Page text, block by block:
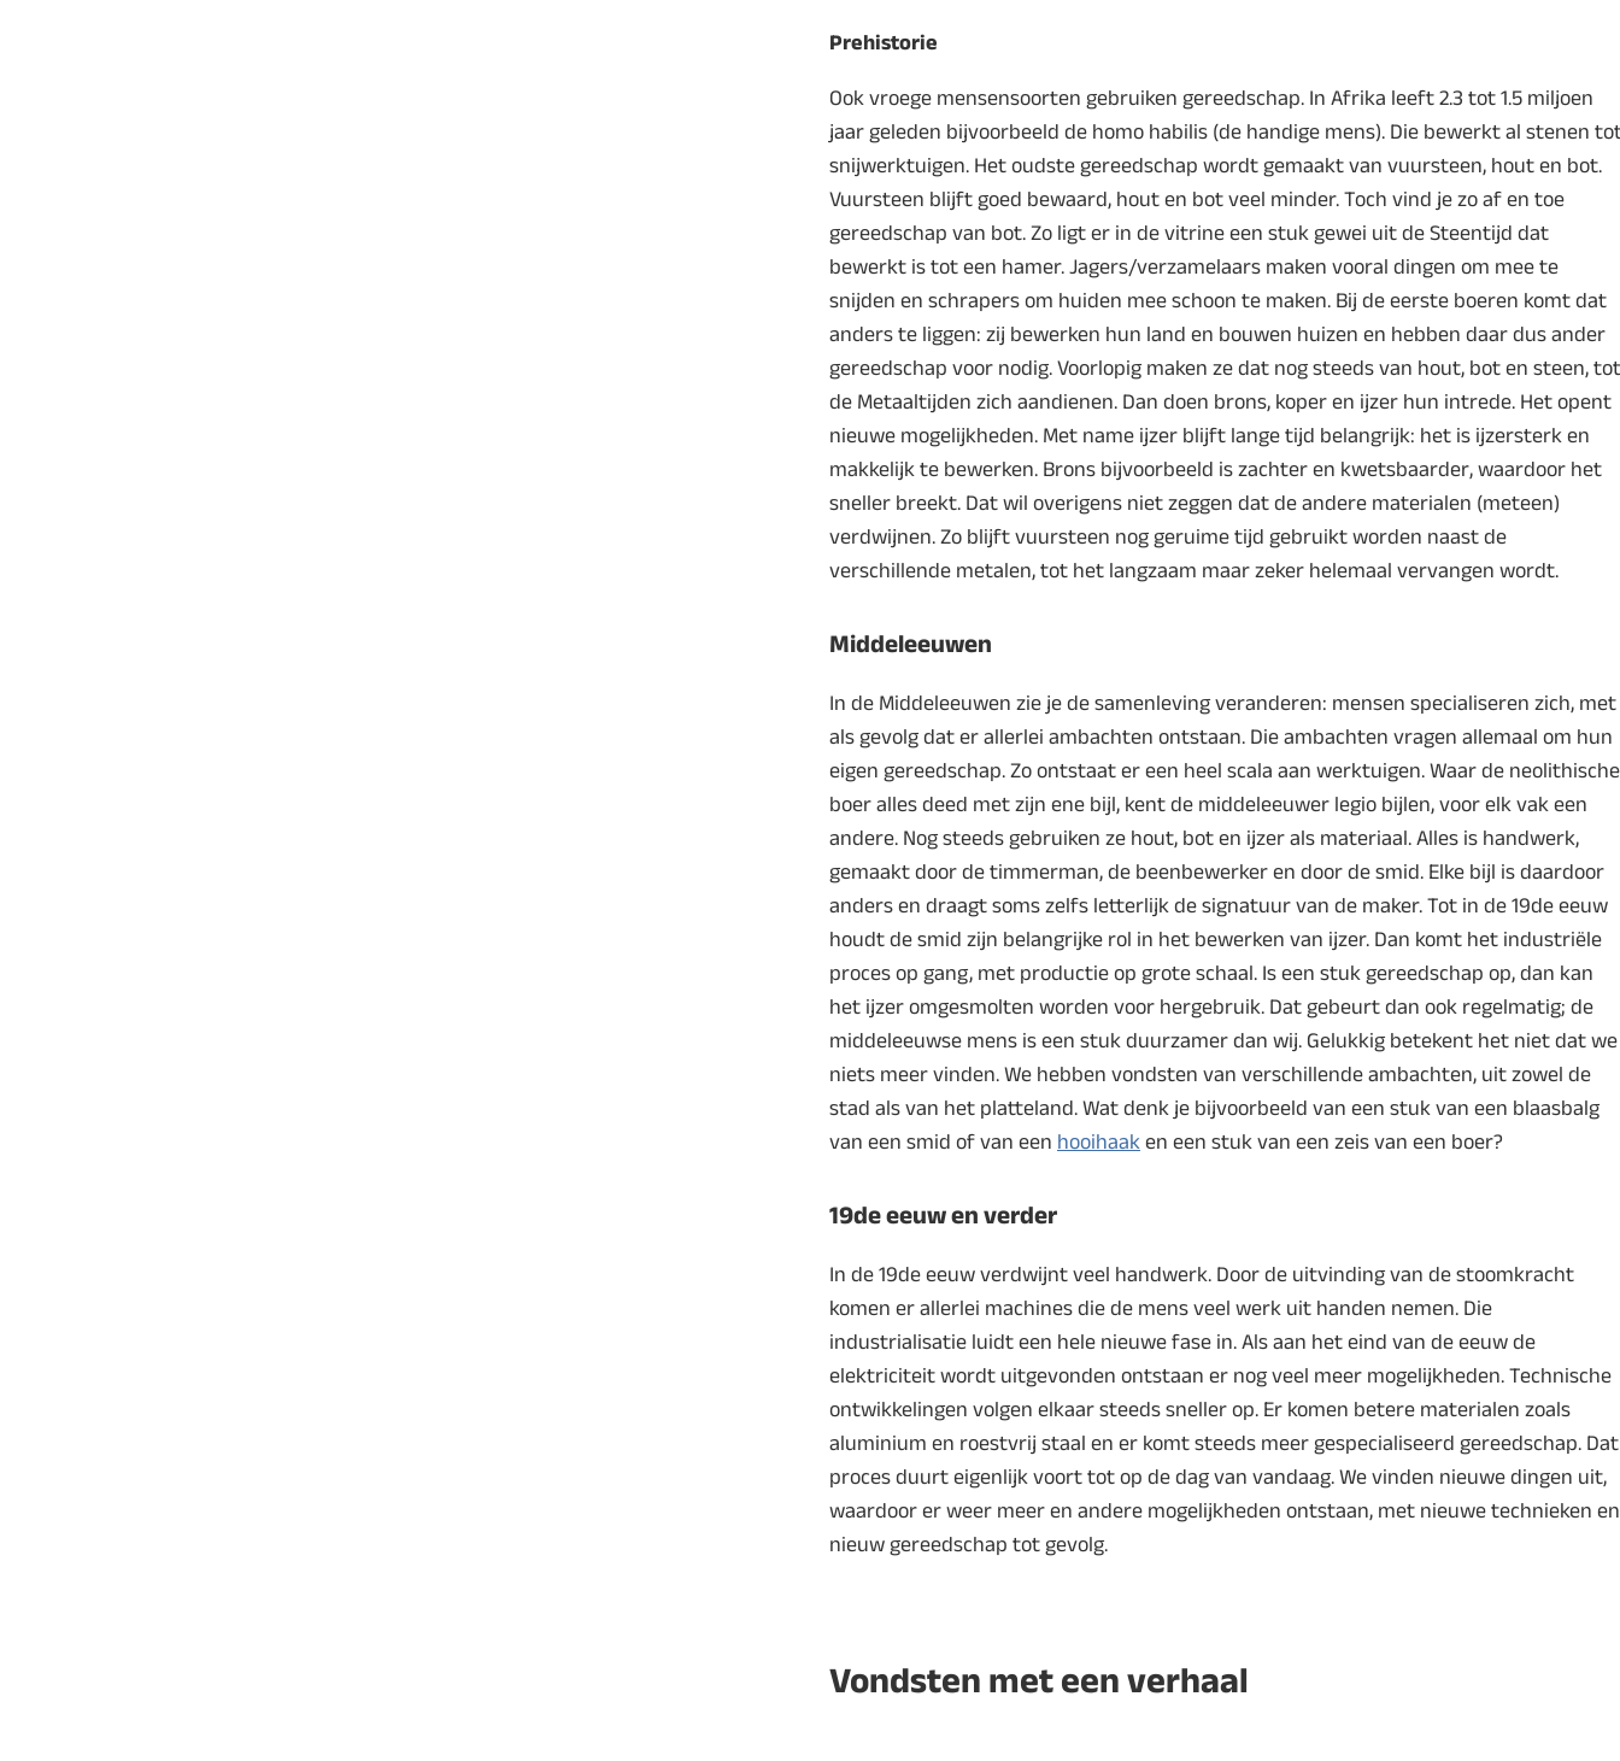
Prehistorie
Ook vroege mensensoorten gebruiken gereedschap. In Afrika leeft 2.3 tot 1.5 miljoen
jaar geleden bijvoorbeeld de homo habilis (de handige mens). Die bewerkt al stenen
snijwerktuigen. Het oudste gereedschap wordt gemaakt van vuursteen, hout en bot.
Vuursteen blijft goed bewaard, hout en bot veel minder. Toch vind je zo af en toe
gereedschap van bot. Zo ligt er in de vitrine een stuk gewei uit de Steentijd dat
bewerkt is tot een hamer. Jagers/verzamelaars maken vooral dingen om mee te
snijden en schrapers om huiden mee schoon te maken. Bij de eerste boeren komt dat
anders te liggen: zij bewerken hun land en bouwen huizen en hebben daar dus ander
gereedschap voor nodig. Voorlopig maken ze dat nog steeds van hout, bot en steen, tot
de Metaaltijden zich aandienen. Dan doen brons, koper en ijzer hun intrede. Het opent
nieuwe mogelijkheden. Met name ijzer blijft lange tijd belangrijk: het is ijzersterk en
makkelijk te bewerken. Brons bijvoorbeeld is zachter en kwetsbaarder, waardoor het
sneller breekt. Dat wil overigens niet zeggen dat de andere materialen (meteen)
verdwijnen. Zo blijft vuursteen nog geruime tijd gebruikt worden naast de
verschillende metalen, tot het langzaam maar zeker helemaal vervangen wordt.
Middeleeuwen
In de Middeleeuwen zie je de samenleving veranderen: mensen specialiseren zich, met
als gevolg dat er allerlei ambachten ontstaan. Die ambachten vragen allemaal om hun
eigen gereedschap. Zo ontstaat er een heel scala aan werktuigen. Waar de neolithische
boer alles deed met zijn ene bijl, kent de middeleeuwer legio bijlen, voor elk vak een
andere. Nog steeds gebruiken ze hout, bot en ijzer als materiaal. Alles is handwerk,
gemaakt door de timmerman, de beenbewerker en door de smid. Elke bijl is daardoor
anders en draagt soms zelfs letterlijk de signatuur van de maker. Tot in de 19de eeuw
houdt de smid zijn belangrijke rol in het bewerken van ijzer. Dan komt het industriële
proces op gang, met productie op grote schaal. Is een stuk gereedschap op, dan kan
het ijzer omgesmolten worden voor hergebruik. Dat gebeurt dan ook regelmatig; de
middeleeuwse mens is een stuk duurzamer dan wij. Gelukkig betekent het niet dat we
niets meer vinden. We hebben vondsten van verschillende ambachten, uit zowel de
stad als van het platteland. Wat denk je bijvoorbeeld van een stuk van een blaasbalg
van een smid of van een hooihaak en een stuk van een zeis van een boer?
19de eeuw en verder
In de 19de eeuw verdwijnt veel handwerk. Door de uitvinding van de stoomkracht
komen er allerlei machines die de mens veel werk uit handen nemen. Die
industrialisatie luidt een hele nieuwe fase in. Als aan het eind van de eeuw de
elektriciteit wordt uitgevonden ontstaan er nog veel meer mogelijkheden. Technische
ontwikkelingen volgen elkaar steeds sneller op. Er komen betere materialen zoals
aluminium en roestvrij staal en er komt steeds meer gespecialiseerd gereedschap. Dat
proces duurt eigenlijk voort tot op de dag van vandaag. We vinden nieuwe dingen uit,
waardoor er weer meer en andere mogelijkheden ontstaan, met nieuwe technieken en
nieuw gereedschap tot gevolg.
Vondsten met een verhaal